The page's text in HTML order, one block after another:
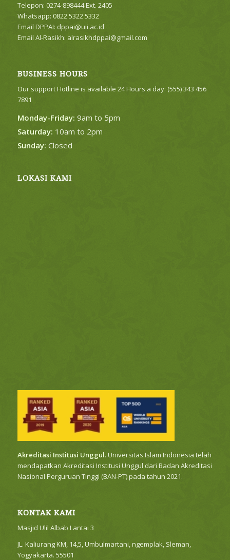
Telepon: 0274-898444 Ext. 2405
Whatsapp: 0822 5322 5332
Email DPPAI: dppai@uii.ac.id
Email Al-Rasikh: alrasikhdppai@gmail.com
BUSINESS HOURS
Our support Hotline is available 24 Hours a day: (555) 343 456
7891
Monday-Friday: 9am to 5pm
Saturday: 10am to 2pm
Sunday: Closed
LOKASI KAMI
Akreditasi Institusi Unggul. Universitas Islam Indonesia telah
mendapatkan Akreditasi Institusi Unggul dari Badan Akreditasi
Nasional Perguruan Tinggi (BAN-PT) pada tahun 2021.
KONTAK KAMI
Masjid Ulil Albab Lantai 3
JL. Kaliurang KM, 14,5, Umbulmartani, ngemplak, Sleman,
Yogyakarta. 55501